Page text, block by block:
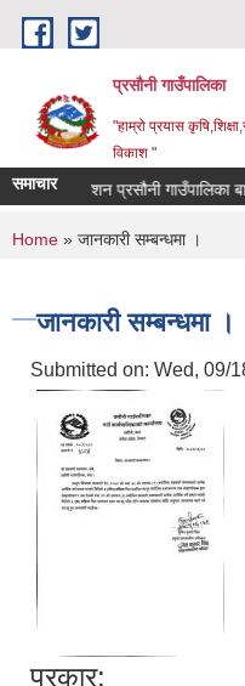
Skip to main content
प्रसौनी गाउँपालिका
"हाम्रो प्रयास
विकाश "
समाचार
स्वत प्रकाशन प्रसौनी गाउँपालिका
You are here
Home » जानकारी सम्बन्धमा ।
जानकारी सम्बन्धमा ।
Submitted on: Wed, 09/
प्रकार: